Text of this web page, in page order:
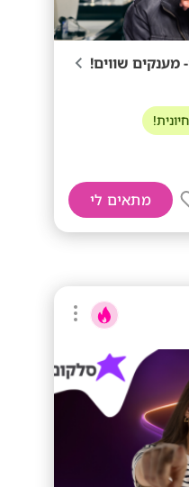
שווים!
מתאים לי